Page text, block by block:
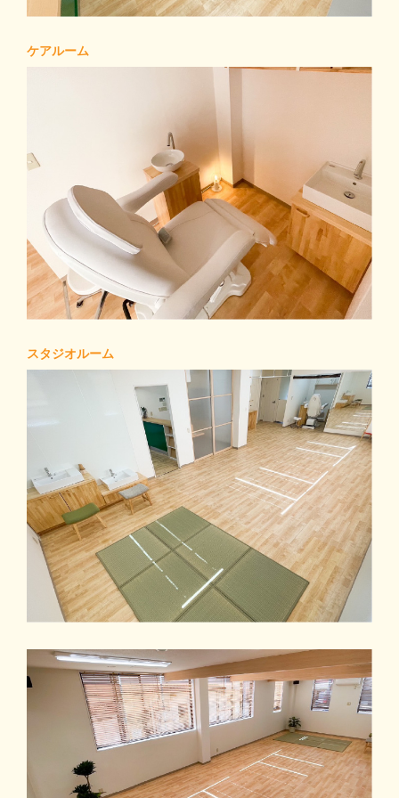
ケアルーム
スタジオルーム